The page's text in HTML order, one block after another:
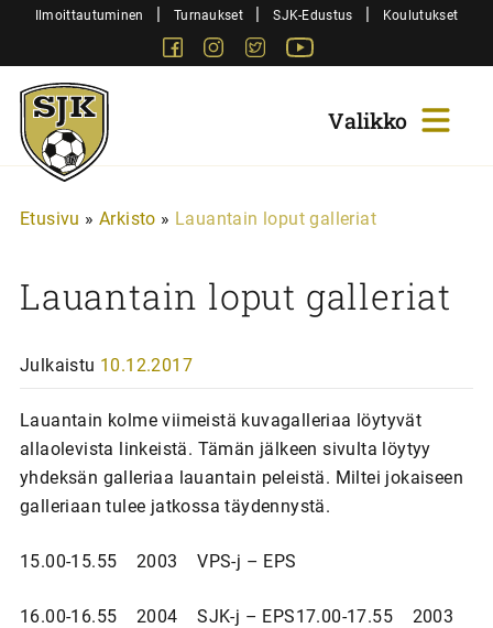
SiirryIlmoittautuminen | Turnaukset | SJK-Edustus | Koulutukset
FacebookInstagram
Twitter
Sjk-
Juniorit
Etusivu » Arkisto » Lauantain loput galleriat
Lauantain loput galleriat
Julkaistu 10.12.2017
Lauantain kolme viimeistä kuvagalleriaa löytyvät
allaolevista linkeistä. Tämän jälkeen sivulta löytyy
yhdeksän galleriaa lauantain peleistä. Miltei jokaiseen
galleriaan tulee jatkossa täydennystä.
15.00-15.55 2003 VPS-j – EPS
16.00-16.55 2004 SJK-j – EPS17.00-17.55 2003